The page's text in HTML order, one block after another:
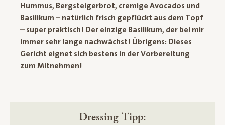
Hummus, Bergsteigerbrot, cremige Avocados und
Basilikum – natürlich frisch gepflückt aus dem Topf
– super praktisch! Der einzige Basilikum, der bei mir
immer sehr lange nachwächst! Übrigens: Dieses
Gericht eignet sich bestens in der Vorbereitung
zum Mitnehmen!
Dressing-Tipp: